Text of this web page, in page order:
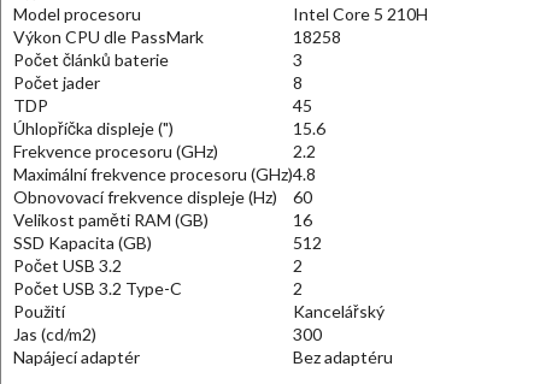
Model procesoru
Intel Core 5 210H
Výkon CPU dle PassMark
18258
Počet článků baterie
3
Počet jader
8
TDP
45
Úhlopříčka displeje (")
15.6
Frekvence procesoru (GHz)
2.2
Maximální frekvence procesoru (GHz)4.8
Obnovovací frekvence displeje (Hz)
60
Velikost paměti RAM (GB)
16
SSD Kapacita (GB)
512
Počet USB 3.2
2
Počet USB 3.2 Type-C
2
Použití
Kancelářský
Jas (cd/m2)
300
Napájecí adaptér
Bez adaptéru